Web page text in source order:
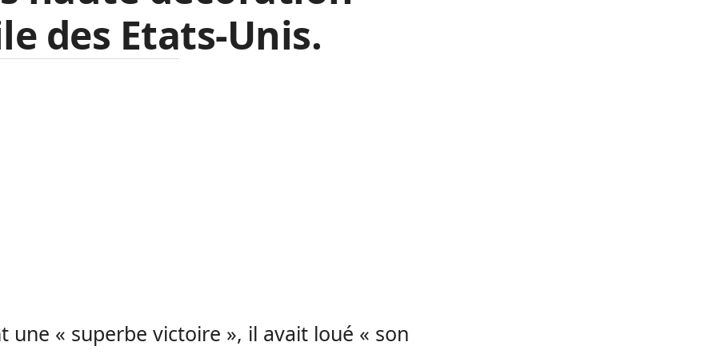
des Etats-Unis.
une « superbe victoire », il avait loué « son